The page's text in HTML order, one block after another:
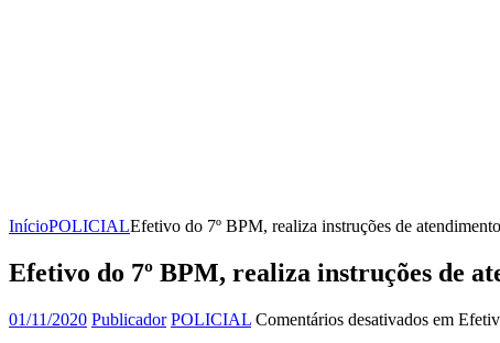
InícioPOLICIALEfetivo do 7º BPM, realiza instruções de
Efetivo do 7º BPM, realiza instruções de
01/11/2020 Publicador POLICIAL Comentários desativados em